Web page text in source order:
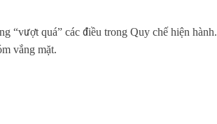
“vượt quá” các điều trong Quy chế hiện hành.
vắng mặt.